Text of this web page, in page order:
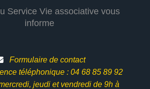
Service Vie associative vous
informe
Formulaire de contact
téléphonique : 04 68 85 89 92
jeudi et vendredi de 9h à